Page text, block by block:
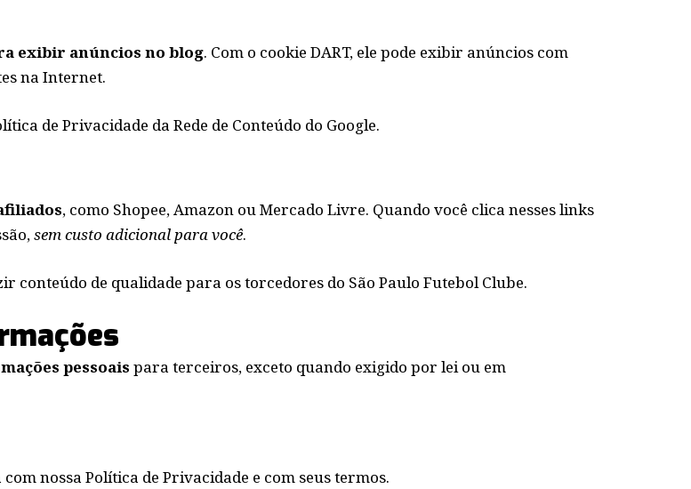
exibir anúncios no blog. Com o cookie DART, ele pode exibir anúncios com
na Internet.
de Privacidade da Rede de Conteúdo do Google.
, como Shopee, Amazon ou Mercado Livre. Quando você clica nesses links
sem custo adicional para você.
conteúdo de qualidade para os torcedores do São Paulo Futebol Clube.
pessoais para terceiros, exceto quando exigido por lei ou em
nossa Política de Privacidade e com seus termos.